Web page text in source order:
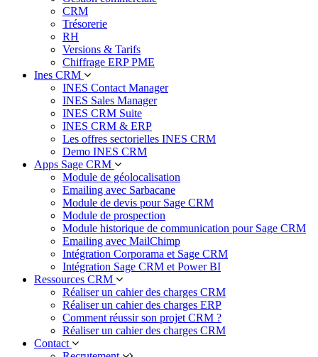
CRM
Trésorerie
RH
Versions & Tarifs
Chiffrage ERP PME
Ines CRM
INES Contact Manager
INES Sales Manager
INES CRM Suite
INES CRM & ERP
Les offres sectorielles INES CRM
Demo INES CRM
Apps Sage CRM
Module de géolocalisation
Emailing avec Sarbacane
Module de devis pour Sage CRM
Module de prospection
Module historique de communication pour Sage CRM
Emailing avec MailChimp
Intégration Corporama et Sage CRM
Intégration Sage CRM et Power BI
Ressources CRM
Réaliser un cahier des charges CRM
Réaliser un cahier des charges ERP
Comment réussir son projet CRM ?
Réaliser un cahier des charges CRM
Contact